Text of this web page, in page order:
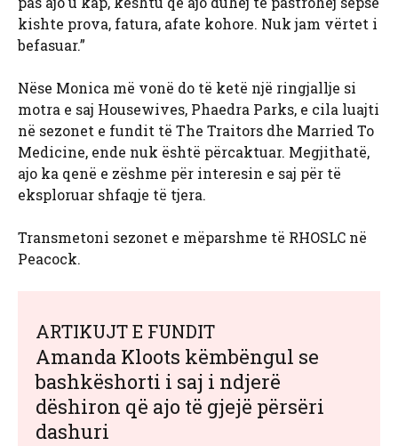
kishte prova, fatura, afate kohore. Nuk jam vërtet i
befasuar.”
Nëse Monica më vonë do të ketë një ringjallje si
motra e saj Housewives, Phaedra Parks, e cila luajti
në sezonet e fundit të The Traitors dhe Married To
Medicine, ende nuk është përcaktuar. Megjithatë,
ajo ka qenë e zëshme për interesin e saj për të
eksploruar shfaqje të tjera.
Transmetoni sezonet e mëparshme të RHOSLC në
Peacock.
ARTIKUJT E FUNDIT
Amanda Kloots këmbëngul se
bashkëshorti i saj i ndjerë
dëshiron që ajo të gjejë përsëri
dashuri